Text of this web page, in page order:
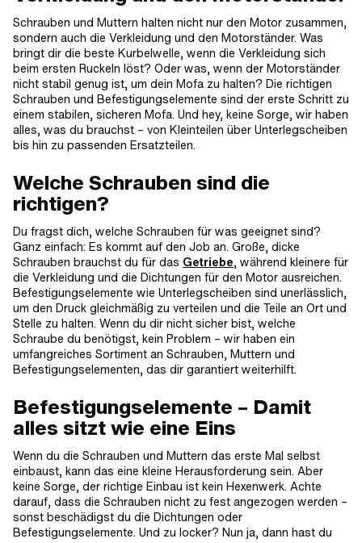
Schrauben und Muttern halten nicht nur den Motor zusammen,
sondern auch die Verkleidung und den Motorständer. Was
bringt dir die beste Kurbelwelle, wenn die Verkleidung sich
beim ersten Ruckeln löst? Oder was, wenn der Motorständer
nicht stabil genug ist, um dein Mofa zu halten? Die richtigen
Schrauben und Befestigungselemente sind der erste Schritt zu
einem stabilen, sicheren Mofa. Und hey, keine Sorge, wir haben
alles, was du brauchst – von Kleinteilen über Unterlegscheiben
bis hin zu passenden Ersatzteilen.
Welche Schrauben sind die
richtigen?
Du fragst dich, welche Schrauben für was geeignet sind?
Ganz einfach: Es kommt auf den Job an. Große, dicke
Schrauben brauchst du für das Getriebe, während kleinere für
die Verkleidung und die Dichtungen für den Motor ausreichen.
Befestigungselemente wie Unterlegscheiben sind unerlässlich,
um den Druck gleichmäßig zu verteilen und die Teile an Ort und
Stelle zu halten. Wenn du dir nicht sicher bist, welche
Schraube du benötigst, kein Problem – wir haben ein
umfangreiches Sortiment an Schrauben, Muttern und
Befestigungselementen, das dir garantiert weiterhilft.
Befestigungselemente – Damit
alles sitzt wie eine Eins
Wenn du die Schrauben und Muttern das erste Mal selbst
einbaust, kann das eine kleine Herausforderung sein. Aber
keine Sorge, der richtige Einbau ist kein Hexenwerk. Achte
darauf, dass die Schrauben nicht zu fest angezogen werden –
sonst beschädigst du die Dichtungen oder
Befestigungselemente. Und zu locker? Nun ja, dann hast du